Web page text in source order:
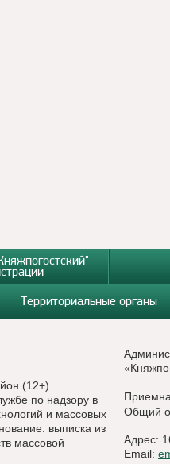
-
Территориальные органы
(12+)
по надзору в
и массовых
выписка из
массовой
Общий
Адрес:
Email: